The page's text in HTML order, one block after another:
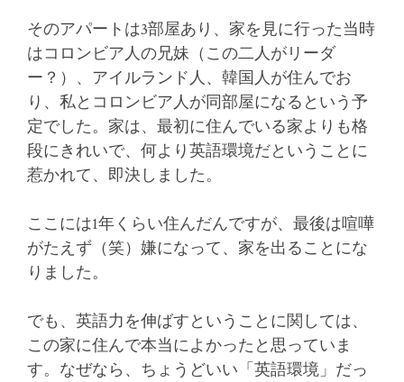
そのアパートは3部屋あり、家を見に行った当時
はコロンビア人の兄妹（この二人がリーダ
ー？）、アイルランド人、韓国人が住んでお
り、私とコロンビア人が同部屋になるという予
定でした。家は、最初に住んでいる家よりも格
段にきれいで、何より英語環境だということに
惹かれて、即決しました。
ここには1年くらい住んだんですが、最後は喧嘩
がたえず（笑）嫌になって、家を出ることにな
りました。
でも、英語力を伸ばすということに関しては、
この家に住んで本当によかったと思っていま
す。なぜなら、ちょうどいい「英語環境」だっ